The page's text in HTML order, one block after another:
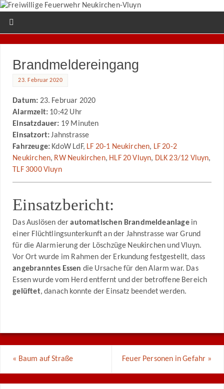
Brandmeldereingang
23. Februar 2020
Datum: 23. Februar 2020
Alarmzeit: 10:42 Uhr
Einsatzdauer: 19 Minuten
Einsatzort:Jahnstrasse
Fahrzeuge: KdoW LdF, LF 20-1 Neukirchen, LF 20-2
Neukirchen, RW Neukirchen, HLF 20 Vluyn, DLK 23/12 Vluyn,
TLF 3000 Vluyn
Einsatzbericht:
Das Auslösen derautomatischen Brandmeldeanlagein
einer Flüchtlingsunterkunft an der Jahnstrasse war Grund
für die Alarmierung der Löschzüge Neukirchen und Vluyn.
Vor Ort wurde im Rahmen der Erkundung festgestellt, dass
angebranntes Essen die Ursache für den Alarm war. Das
Essen wurde vom Herd entfernt und der betroffene Bereich
gelüftet, danach konnte der Einsatz beendet werden.
« Baum auf Straße Feuer Personen in Gefahr »